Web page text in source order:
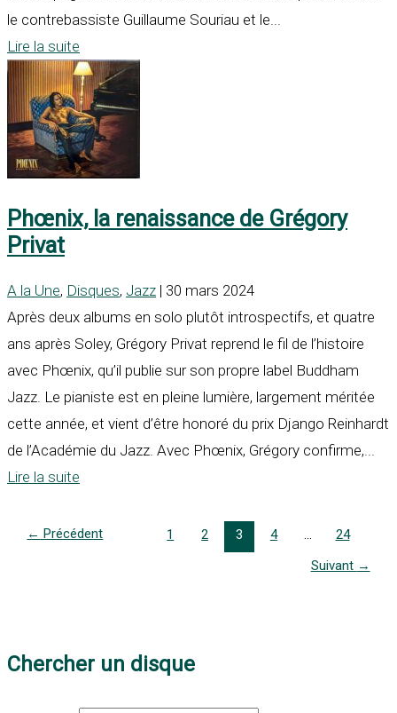
le contrebassiste Guillaume Souriau et le...
Lire la suite
Phœnix, la renaissance de Grégory
Privat
A la Une, Disques, Jazz | 30 mars 2024
Après deux albums en solo plutôt introspectifs, et quatre
ans après Soley, Grégory Privat reprend le fil de l’histoire
avec Phœnix, qu’il publie sur son propre label Buddham
Jazz. Le pianiste est en pleine lumière, largement méritée
cette année, et vient d’être honoré du prix Django Reinhardt
de l’Académie du Jazz. Avec Phœnix, Grégory confirme,...
Lire la suite
← Précédent 1 2 3 4 …
24
Suivant →
Chercher un disque